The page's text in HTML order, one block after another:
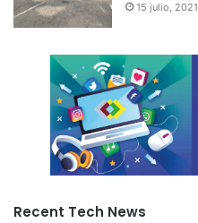
15 julio, 2021
Recent Tech News